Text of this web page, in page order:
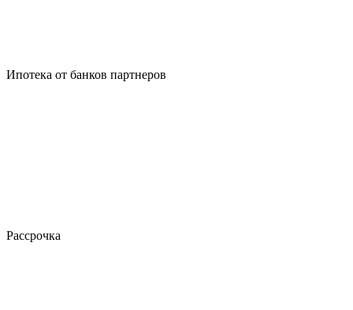
Ипотека от банков партнеров
Рассрочка